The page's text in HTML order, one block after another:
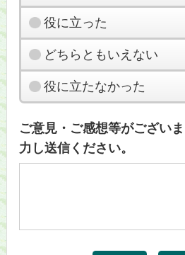
役に立った
どちらともいえない
役に立たなかった
ご意見・ご感想等がござい
力し送信ください。